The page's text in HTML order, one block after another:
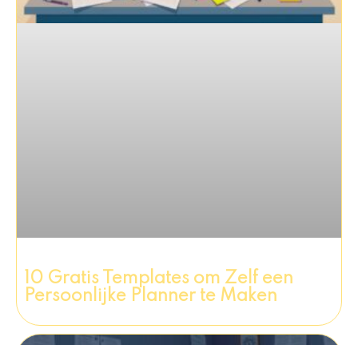
10 Gratis Templates om Zelf een
Persoonlijke Planner te Maken